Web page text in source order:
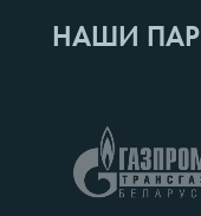
НАШИ